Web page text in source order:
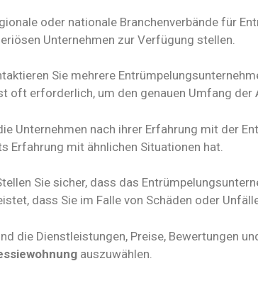
oder nationale Branchenverbände für
Unternehmen zur Verfügung stellen.
Sie mehrere
oft erforderlich, um den genauen Umfang der
Unternehmen nach ihrer Erfahrung mit der
Erfahrung mit ähnlichen Situationen hat.
Sie sicher, dass das
dass Sie im Falle von Schäden oder
die Dienstleistungen, Preise, Bewertungen
auszuwählen.